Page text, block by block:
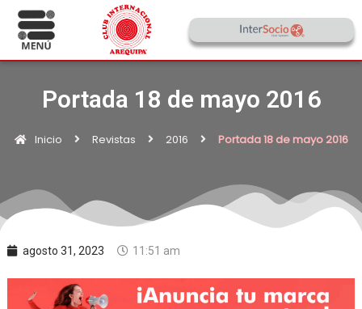
Portada 18 de mayo 2016
Inicio Revistas 2016 Portada 18 de mayo 2016
agosto 31, 2023 11:51 am